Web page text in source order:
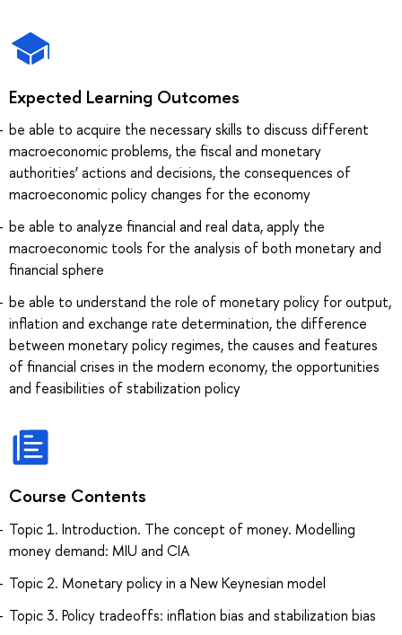
Expected Learning Outcomes
be able to acquire the necessary skills to discuss different
macroeconomic problems, the fiscal and monetary
authorities’ actions and decisions, the consequences of
macroeconomic policy changes for the economy
be able to analyze financial and real data, apply the
macroeconomic tools for the analysis of both monetary and
financial sphere
be able to understand the role of monetary policy for output,
inflation and exchange rate determination, the difference
between monetary policy regimes, the causes and features
of financial crises in the modern economy, the opportunities
and feasibilities of stabilization policy
Course Contents
Topic 1. Introduction. The concept of money. Modelling
money demand: MIU and CIA
Topic 2. Monetary policy in a New Keynesian model
Topic 3. Policy tradeoffs: inflation bias and stabilization bias